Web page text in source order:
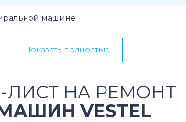
машине
Показать полностью
НА РЕМОНТ
VESTEL